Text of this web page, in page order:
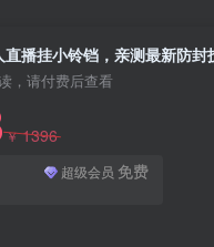
，请付费后查看
￥1396
超级会员 免费